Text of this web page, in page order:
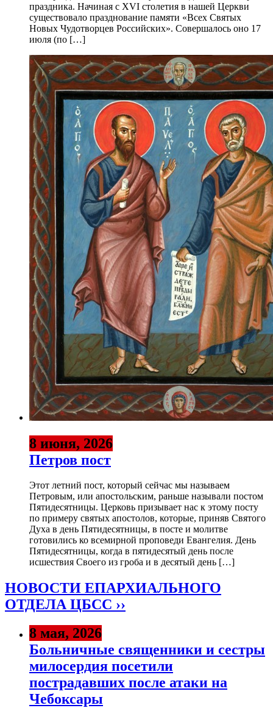
праздника. Начиная с XVI столетия в нашей Церкви
существовало празднование памяти «Всех Святых
Новых Чудотворцев Российских». Совершалось оно 17
июля (по […]
8 июня, 2026
Петров пост
Этот летний пост, который сейчас мы называем
Петровым, или апостольским, раньше называли постом
Пятидесятницы. Церковь призывает нас к этому посту
по примеру святых апостолов, которые, приняв Святого
Духа в день Пятидесятницы, в посте и молитве
готовились ко всемирной проповеди Евангелия. День
Пятидесятницы, когда в пятидесятый день после
исшествия Своего из гроба и в десятый день […]
НОВОСТИ ЕПАРХИАЛЬНОГО
ОТДЕЛА ЦБСС ››
8 мая, 2026
Больничные священники и сестры
милосердия посетили
пострадавших после атаки на
Чебоксары